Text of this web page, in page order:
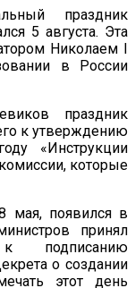
праздник
5 августа. Эта
Николаем I
в России
праздник
к утверждению
«Инструкции
которые
мая, появился в
принял
к подписанию
о создании
этот день